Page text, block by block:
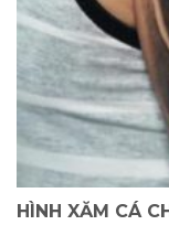
HÌNH XĂM CÁ